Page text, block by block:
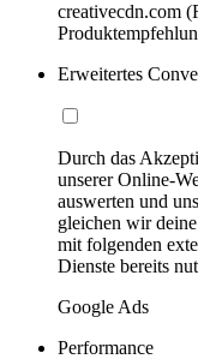
creativecdn.com
Erweitertes
Durch das
unserer Online-
auswerten und
gleichen wir
mit folgenden
Dienste bereits
Google Ads
Performance